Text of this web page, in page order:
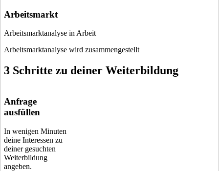
Arbeitsmarkt
Arbeitsmarktanalyse in Arbeit
Arbeitsmarktanalyse wird zusammengestellt
3 Schritte zu deiner Weiterbildung
Anfrage
ausfüllen
In wenigen Minuten
deine Interessen zu
deiner gesuchten
Weiterbildung
angeben.